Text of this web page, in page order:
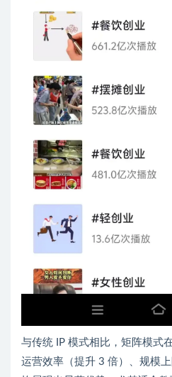
与传统 IP 模式相比，矩阵模式
运营效率（提升 3 倍）、规模